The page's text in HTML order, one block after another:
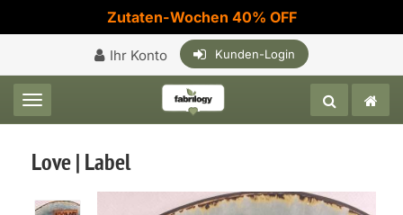
Zutaten-Wochen 40% OFF
Ihr Konto Kunden-Login
Toggle navigation
Love | Label